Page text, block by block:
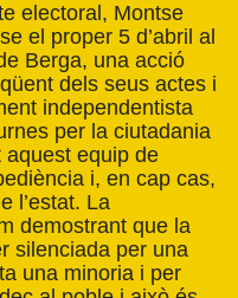
electoral, Montse
el proper 5 d’abril al
Berga, una acció
dels seus actes i
independentista
per la ciutadania
aquest equip de
i, en cap cas,
l’estat. La
demostrant que la
silenciada per una
una minoria i per